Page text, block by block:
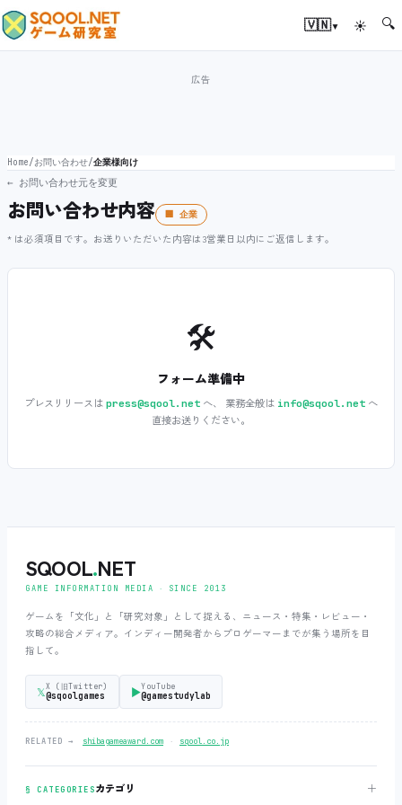
🇻🇳▾ ☀ 🔍
Home/お問い合わせ/企業様向け
← お問い合わせ元を変更
お問い合わせ内容 🏢 企業
* は必須項目です。お送りいただいた内容は3営業日以内にご返信します。
🛠️
フォーム準備中
プレスリリースは press@sqool.net へ、 業務全般は info@sqool.net へ
直接お送りください。
SQOOL.NET
GAME INFORMATION MEDIA ‧ SINCE 2013
ゲームを「文化」と「研究対象」として捉える、ニュース・特集・レビュー・
攻略の総合メディア。インディー開発者からプロゲーマーまでが集う場所を目
指して。
𝕏X (旧Twitter)
@sqoolgames ▶YouTube
@gamestudylab
RELATED → shibagameaward.com ‧ sqool.co.jp
§ CATEGORIESカテゴリ ＋